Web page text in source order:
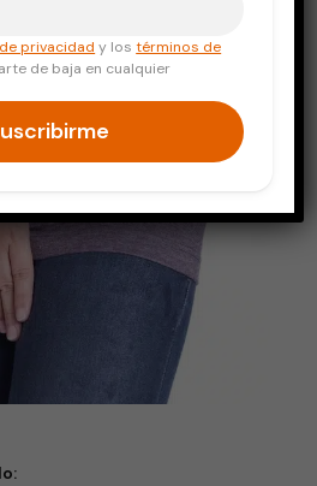
privacidad y lostérminos de
de baja en cualquier